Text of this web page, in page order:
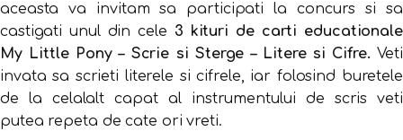
aceasta va invitam sa participati la concurs si sa
castigati unul din cele 3 kituri de carti educationale
My Little Pony – Scrie si Sterge – Litere si Cifre. Veti
invata sa scrieti literele si cifrele, iar folosind buretele
de la celalalt capat al instrumentului de scris veti
putea repeta de cate ori vreti.